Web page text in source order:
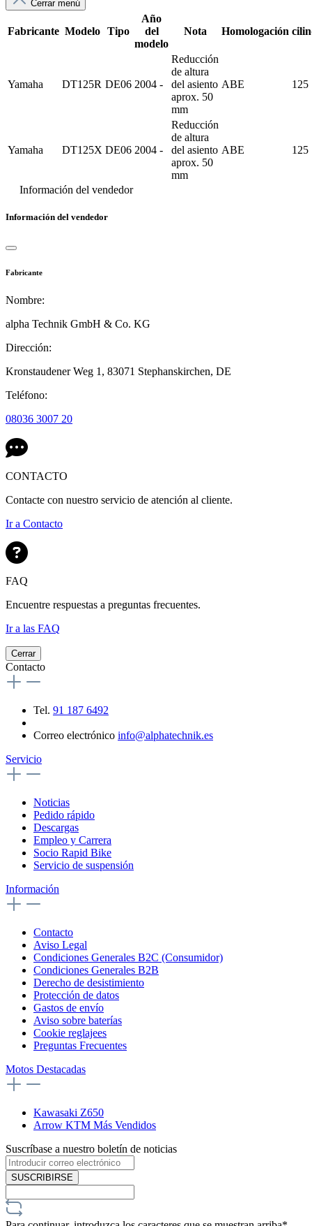
Cerrar menú
Fabricante Modelo Tipo
Año
del
modelo
Nota Homologación
Yamaha DT125R DE06 2004 -
Reducción
de altura
del asiento
aprox. 50
mm
ABE 125
Yamaha DT125X DE06 2004 -
Reducción
de altura
del asiento
aprox. 50
mm
ABE 125
Información del vendedor
Información del vendedor
Fabricante
Nombre:
alpha Technik GmbH & Co. KG
Dirección:
Kronstaudener Weg 1, 83071 Stephanskirchen, DE
Teléfono:
08036 3007 20
CONTACTO
Contacte con nuestro servicio de atención al cliente.
Ir a Contacto
FAQ
Encuentre respuestas a preguntas frecuentes.
Ir a las FAQ
Cerrar
Contacto
Tel. 91 187 6492
Correo electrónico info@alphatechnik.es
Servicio
Noticias
Pedido rápido
Descargas
Empleo y Carrera
Socio Rapid Bike
Servicio de suspensión
Información
Contacto
Aviso Legal
Condiciones Generales B2C (Consumidor)
Condiciones Generales B2B
Derecho de desistimiento
Protección de datos
Gastos de envío
Aviso sobre baterías
Cookie reglajees
Preguntas Frecuentes
Motos Destacadas
Kawasaki Z650
Arrow KTM Más Vendidos
Suscríbase a nuestro boletín de noticias
SUSCRIBIRSE